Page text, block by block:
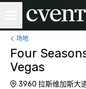
场地
Four
Vegas
3960 拉斯维加斯大